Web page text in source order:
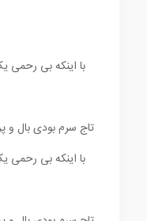
با اینکه بی رحمی
تاج سرم بودی بال و
با اینکه بی رحمی